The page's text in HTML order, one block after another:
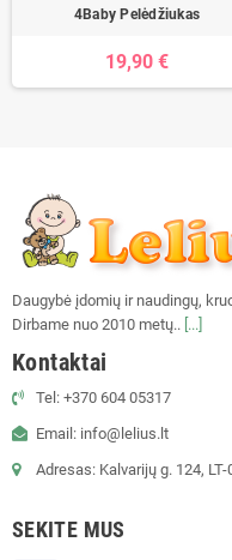
4Baby Pelėdžiukas
19,90 €
Daugybė įdomių ir naudingų,
Dirbame nuo 2010 metų.. [...]
Kontaktai
Tel: +370 604 05317
Email: info@lelius.lt
Adresas: Kalvarijų g. 124,
SEKITE MUS